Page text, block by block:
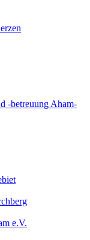
-betreuung Aham-
e.V.